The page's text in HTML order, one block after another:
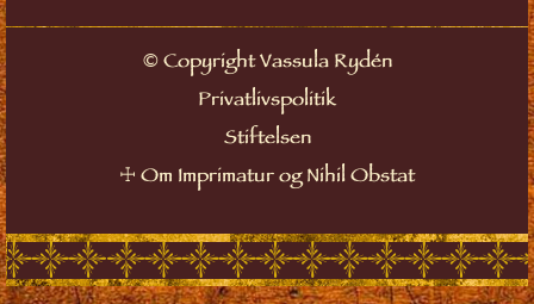
©Copyright Vassula Rydén
Privatlivspolitik
Stiftelsen
☩ Om Imprimatur og Nihil Obstat